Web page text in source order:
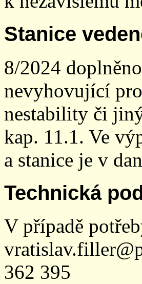
Stanice
8/2024
nevyhovující
nestability či
kap. 11.1. Ve
a stanice je v
Technická
V případě
362 395